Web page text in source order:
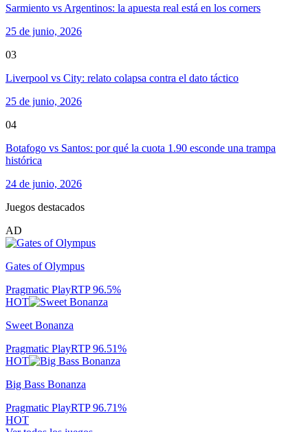
Sarmiento vs Argentinos: la apuesta real está en los corners
25 de junio, 2026
03
Liverpool vs City: relato colapsa contra el dato táctico
25 de junio, 2026
04
Botafogo vs Santos: por qué la cuota 1.90 esconde una trampa
histórica
24 de junio, 2026
Juegos destacados
AD
Gates of Olympus
Pragmatic PlayRTP96.5%
HOT
Sweet Bonanza
Pragmatic PlayRTP96.51%
HOT
Big Bass Bonanza
Pragmatic PlayRTP96.71%
HOT